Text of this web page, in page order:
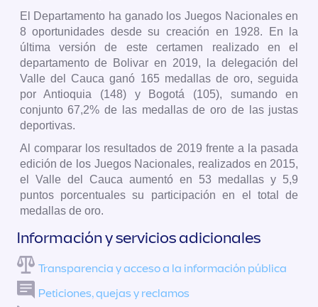
El Departamento ha ganado los Juegos Nacionales en
8 oportunidades desde su creación en 1928. En la
última versión de este certamen realizado en el
departamento de Bolivar en 2019, la delegación del
Valle del Cauca ganó 165 medallas de oro, seguida
por Antioquia (148) y Bogotá (105), sumando en
conjunto 67,2% de las medallas de oro de las justas
deportivas.
Al comparar los resultados de 2019 frente a la pasada
edición de los Juegos Nacionales, realizados en 2015,
el Valle del Cauca aumentó en 53 medallas y 5,9
puntos porcentuales su participación en el total de
medallas de oro.
Información y servicios adicionales
Transparencia y acceso a la información pública
Peticiones, quejas y reclamos